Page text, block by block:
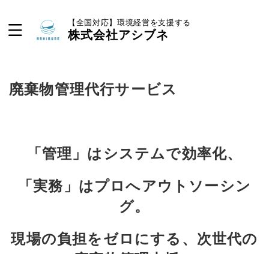
【全国対応】環境経営を支援する
株式会社アシブネ
廃棄物管理代行サービス
「管理」はシステムで効率化、
「実務」はプロへアウトソーシン
グ。
現場の負担をゼロにする、次世代の